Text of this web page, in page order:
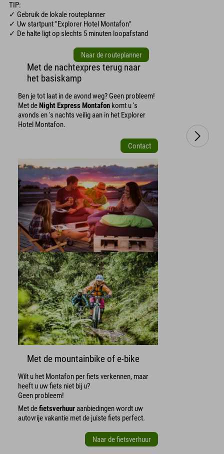
TIP:
✓ Gebruik de lokale routeplanner
✓ Uw startpunt "Explorer Hotel Montafon"
✓ De halte ligt op slechts 5 minuten loopafstand
Naar de routeplanner
Met de nachtexpres terug naar
het basiskamp
Ben je tot laat in de avond weg? Geen probleem!
Met deNight Express Montafon komt u 's
avonds en 's nachts veilig aan in het Explorer
Hotel Montafon.
Contact
Met de mountainbike of e-bike
Wilt u het Montafon per fiets verkennen, maar
heeft u uw fiets niet bij u?
Geen probleem!
Met defietsverhuur aanbiedingen wordt uw
autovrije vakantie met de juiste fiets perfect.
Naar de fietsverhuur